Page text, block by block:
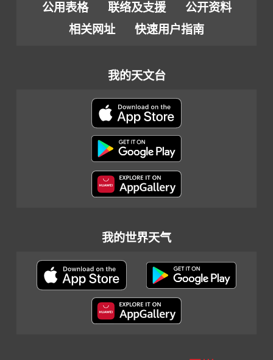
公用表格 联络及支援
公开资料
相关网址
快速用户指南
我的天文台
我的世界天气